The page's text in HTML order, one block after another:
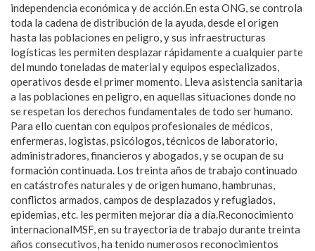
independencia económica y de acción.En esta ONG, se controla
toda la cadena de distribución de la ayuda, desde el origen
hasta las poblaciones en peligro, y sus infraestructuras
logísticas les permiten desplazar rápidamente a cualquier parte
del mundo toneladas de material y equipos especializados,
operativos desde el primer momento. Lleva asistencia sanitaria
a las poblaciones en peligro, en aquellas situaciones donde no
se respetan los derechos fundamentales de todo ser humano.
Para ello cuentan con equipos profesionales de médicos,
enfermeras, logistas, psicólogos, técnicos de laboratorio,
administradores, financieros y abogados, y se ocupan de su
formación continuada. Los treinta años de trabajo continuado
en catástrofes naturales y de origen humano, hambrunas,
conflictos armados, campos de desplazados y refugiados,
epidemias, etc. les permiten mejorar día a día.Reconocimiento
internacionalMSF, en su trayectoria de trabajo durante treinta
años consecutivos, ha tenido numerosos reconocimientos